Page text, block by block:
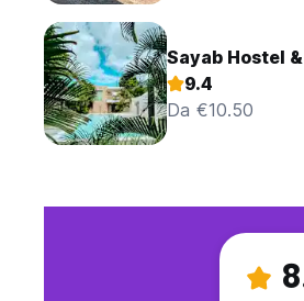
Sayab Hostel
9.4
Da €10.50